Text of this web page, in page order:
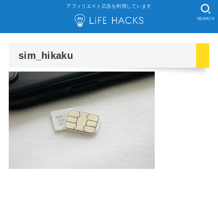
アフィリエイト広告を利用しています
SEARCH
sim_hikaku